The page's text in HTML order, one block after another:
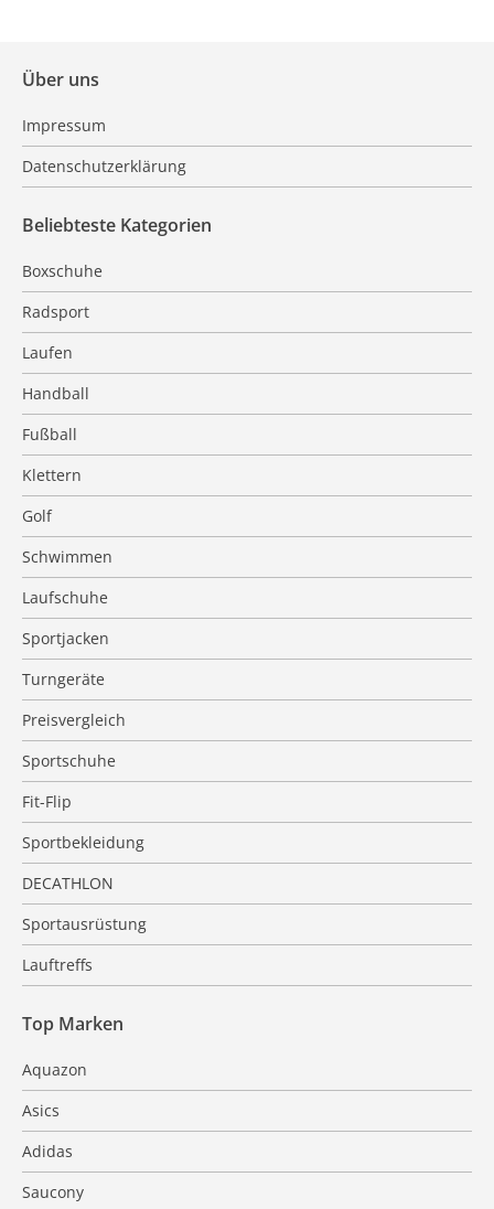
Über uns
Impressum
Datenschutzerklärung
Beliebteste Kategorien
Boxschuhe
Radsport
Laufen
Handball
Fußball
Klettern
Golf
Schwimmen
Laufschuhe
Sportjacken
Turngeräte
Preisvergleich
Sportschuhe
Fit-Flip
Sportbekleidung
DECATHLON
Sportausrüstung
Lauftreffs
Top Marken
Aquazon
Asics
Adidas
Saucony